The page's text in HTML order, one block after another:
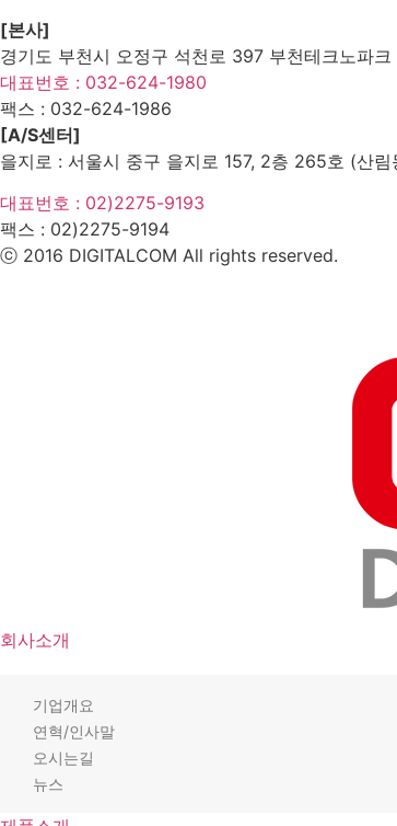
[본사]
경기도 부천시 오정구 석천로 397 부천테크노파
대표번호 : 032-624-1980
팩스 : 032-624-1986
[A/S센터]
을지로 : 서울시 중구 을지로 157, 2층 265호 (산림
대표번호 : 02)2275-9193
팩스 : 02)2275-9194​
ⓒ 2016 DIGITALCOM All rights reserved.
회사소개
기업개요
연혁/인사말
오시는길
뉴스